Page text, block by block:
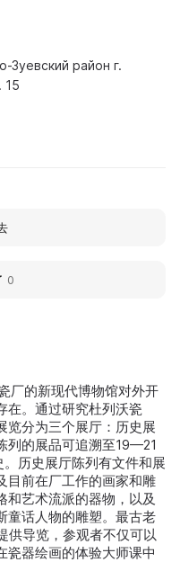
厂的新现代博物馆对外开
在。通过研究杜列沃瓷
览分为三个展厅：历史展
列的展品可追溯至19—21
历史展厅陈列有文件和展
目前在厂工作的画家和雕
和艺术流派的器物，以及
童话人物的雕塑。最古老
供导览，参观者不仅可以
瓷器绘画的体验大师课中
Зуевский район г.
15
0